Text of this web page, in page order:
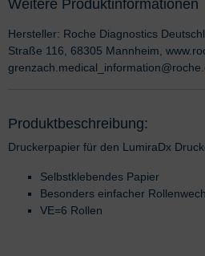
Weitere Produktinformationen
Hersteller: Roche Diagnostics
Straße 116, 68305 Mannheim,
Produktbeschreibung:
Druckerpapier für den LumiraDx
Selbstklebendes Papier
Besonders einfacher
VE=6 Rollen